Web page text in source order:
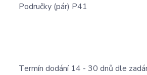
Područky (pár) P41
Termín dodání 14 - 30 dnů dle